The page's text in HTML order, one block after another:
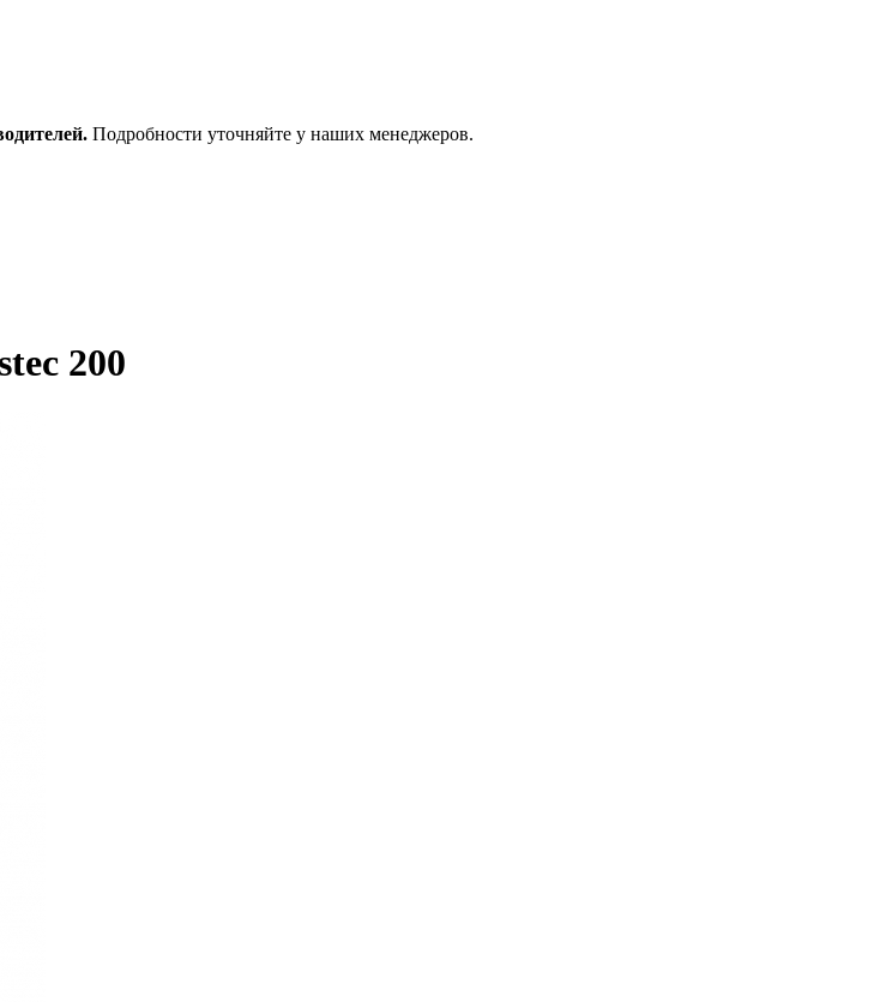
Подробности уточняйте у наших менеджеров.
200